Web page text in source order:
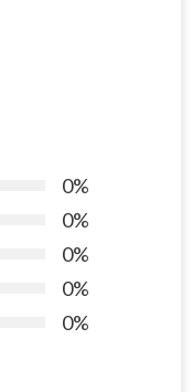
0%
0%
0%
0%
0%